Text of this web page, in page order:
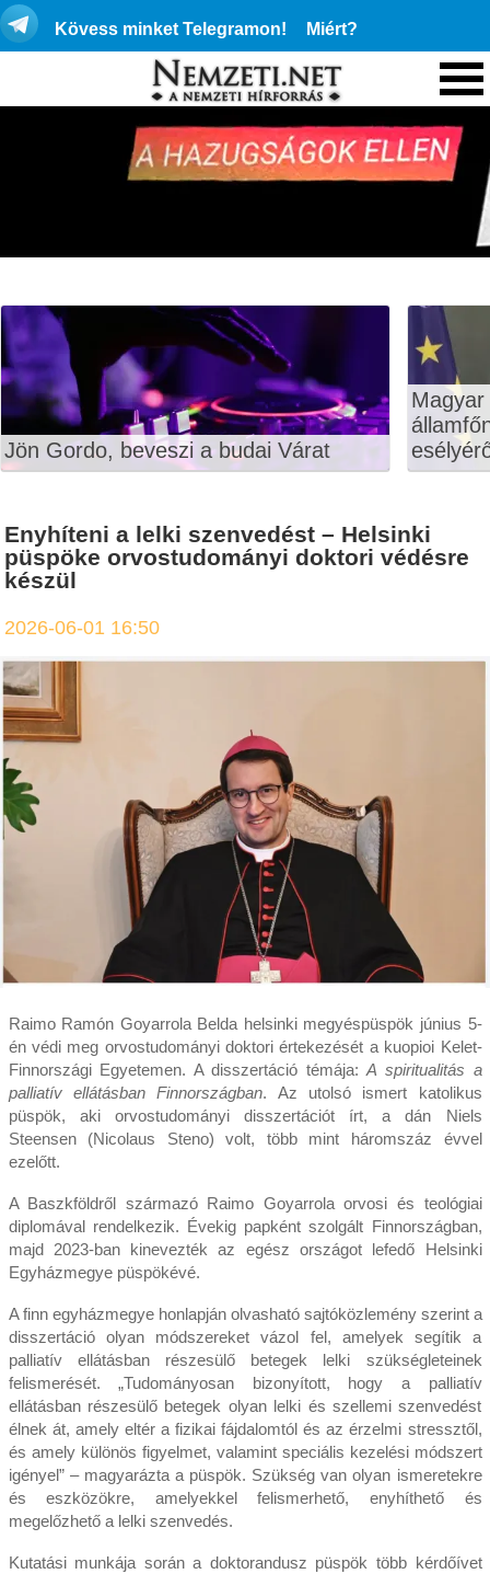
Kövess minket Telegramon! Miért?
Jön Gordo, beveszi a budai Várat
Enyhíteni a lelki szenvedést – Helsinki
püspöke orvostudományi doktori védésre
készül
2026-06-01 16:50
Raimo Ramón Goyarrola Belda helsinki megyéspüspök június 5-
én védi meg orvostudományi doktori értekezését a kuopioi Kelet-
Finnországi Egyetemen. A disszertáció témája:A spiritualitás a
palliatív ellátásban Finnországban. Az utolsó ismert katolikus
püspök, aki orvostudományi disszertációt írt, a dán Niels
Steensen (Nicolaus Steno) volt, több mint háromszáz évvel
ezelőtt.
A Baszkföldről származó Raimo Goyarrola orvosi és teológiai
diplomával rendelkezik. Évekig papként szolgált Finnországban,
majd 2023-ban kinevezték az egész országot lefedő Helsinki
Egyházmegye püspökévé.
A finn egyházmegye honlapján olvasható sajtóközlemény szerint a
disszertáció olyan módszereket vázol fel, amelyek segítik a
palliatív ellátásban részesülő betegek lelki szükségleteinek
felismerését. „Tudományosan bizonyított, hogy a palliatív
ellátásban részesülő betegek olyan lelki és szellemi szenvedést
élnek át, amely eltér a fizikai fájdalomtól és az érzelmi stressztől,
és amely különös figyelmet, valamint speciális kezelési módszert
igényel” – magyarázta a püspök. Szükség van olyan ismeretekre
és eszközökre, amelyekkel felismerhető, enyhíthető és
megelőzhető a lelki szenvedés.
Kutatási munkája során a doktorandusz püspök több kérdőívet